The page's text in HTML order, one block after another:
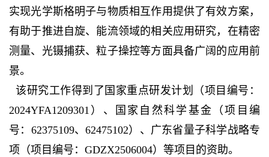
实现光学斯格明子与物质相互作用提供了有效方案，
有助于推进自旋、能流领域的相关应用研究，在精密
测量、光镊捕获、粒子操控等方面具备广阔的应用前
景。
该研究工作得到了国家重点研发计划（项目编号：
2024YFA1209301）、国家自然科学基金（项目编
号：62375109、62475102）、广东省量子科学战略专
项（项目编号：GDZX2506004）等项目的资助。